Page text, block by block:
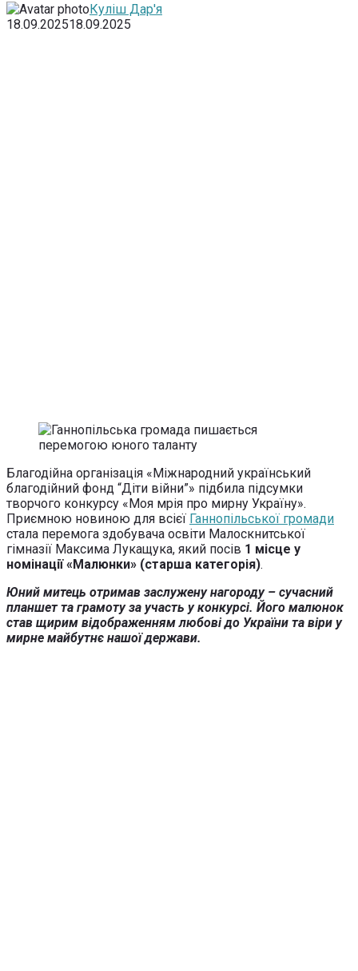
Куліш Дар'я
18.09.202518.09.2025
Благодійна організація «Міжнародний український
благодійний фонд “Діти війни”» підбила підсумки
творчого конкурсу «Моя мрія про мирну Україну».
Приємною новиною для всієї Ганнопільської громади
стала перемога здобувача освіти Малоскнитської
гімназії Максима Лукащука, який посів 1 місце у
номінації «Малюнки» (старша категорія).
Юний митець отримав заслужену нагороду – сучасний
планшет та грамоту за участь у конкурсі. Його малюнок
став щирим відображенням любові до України та віри у
мирне майбутнє нашої держави.